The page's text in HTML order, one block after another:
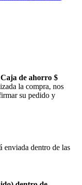
de ahorro $
la compra, nos
su pedido y
enviada dentro de las